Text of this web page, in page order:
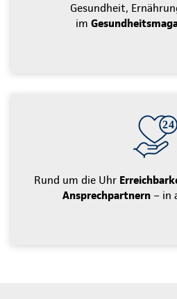
Gesundheit,
im
Rund um die Uhr
Ansprechpartnern – in